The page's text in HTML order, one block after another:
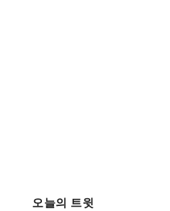
오늘의 트윗